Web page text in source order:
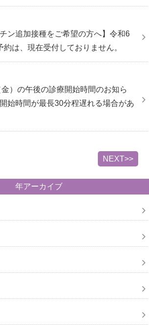
ン追加接種をご希望の方へ】令和6
は、現在受付しておりません。
）の午後の診療開始時間のお知ら
時間が最長30分程遅れる場合があ
NEXT>>
年アーカイブ